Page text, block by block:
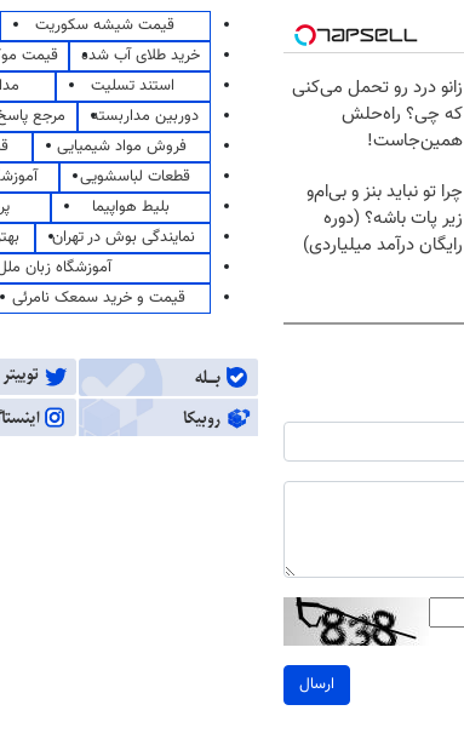
زانو درد رو تحمل می‌کنی
که چی؟ راه‌حلش
همین‌جاست!
چرا تو نباید بنز و بی‌ام‌و
زیر پات باشه؟ (دوره
رایگان درآمد میلیاردی)
ارسال
قیمت شیشه سکوریت
خرید طلای آب شده
قیمت
استند تسلیت
دوربین مداربسته
مرجع
فروش مواد شیمیایی
قطعات لباسشویی
بلیط هواپیما
نمایندگی بوش در تهران
آموزشگاه زبان
قیمت و خرید سمعک نامرئی